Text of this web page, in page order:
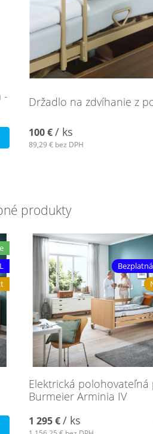
-
Držadlo na zdvíhanie z
100 €/ ks
89,29 € bez DPH
produkty
Elektrická polohovateľná
Burmeier Arminia IV
1 295 €/ ks